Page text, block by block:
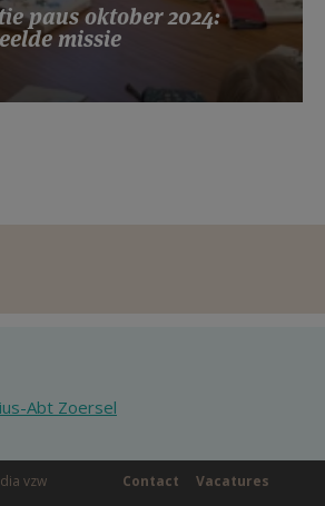
paus oktober 2024:
missie
Abt Zoersel
vzw Vacatures
Contact